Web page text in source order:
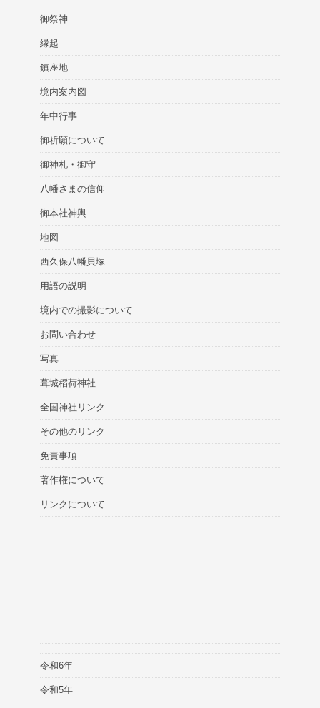
御祭神
縁起
鎮座地
境内案内図
年中行事
御祈願について
御神札・御守
八幡さまの信仰
御本社神輿
地図
西久保八幡貝塚
用語の説明
境内での撮影について
お問い合わせ
写真
葺城稻荷神社
全国神社リンク
その他のリンク
免責事項
著作権について
リンクについて
令和6年
令和5年